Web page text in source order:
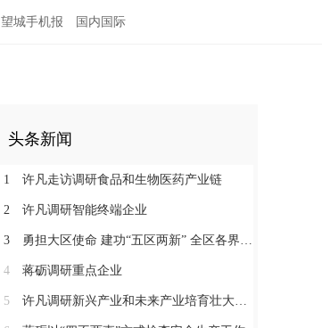
望城手机报 国内国际
头条新闻
1 许凡走访调研食品和生物医药产业链
2 许凡调研智能终端企业
3 勇担大区使命 建功“五区两新” 全区各界学习贯彻区党代会精神（四）
4 蒋砺调研重点企业
5 许凡调研新兴产业和未来产业培育壮大工作